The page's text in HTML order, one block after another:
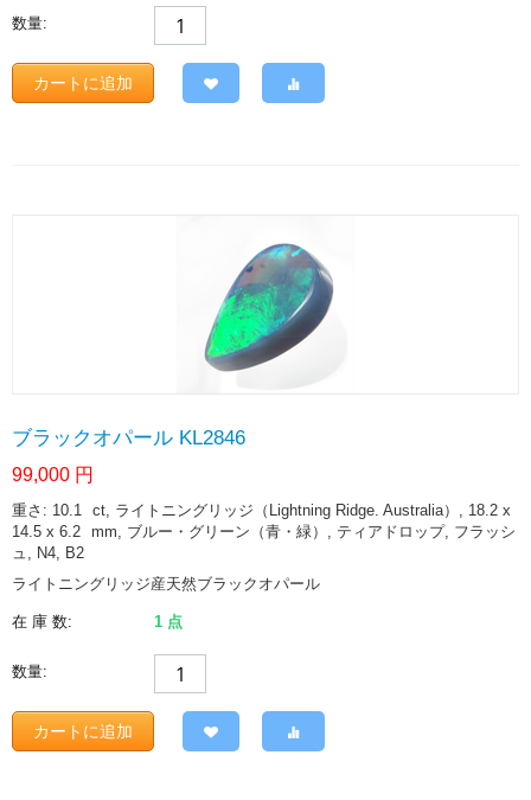
数量:
カートに追加
ブラックオパール KL2846
99,000 円
重さ: 10.1 ct, ライトニングリッジ（Lightning Ridge. Australia）, 18.2 x
14.5 x 6.2 mm, ブルー・グリーン（青・緑）, ティアドロップ, フラッシ
ュ, N4, B2
ライトニングリッジ産天然ブラックオパール
在 庫 数: 1 点
数量:
カートに追加